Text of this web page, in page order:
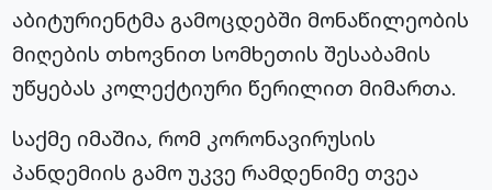
აბიტურიენტმა გამოცდებში მონაწილეობის
მიღების თხოვნით სომხეთის შესაბამის
უწყებას კოლექტიური წერილით მიმართა.
საქმე იმაშია, რომ კორონავირუსის
პანდემიის გამო უკვე რამდენიმე თვეა